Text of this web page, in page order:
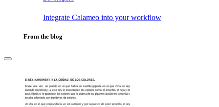
Integrate Calameo into your workflow
From the blog